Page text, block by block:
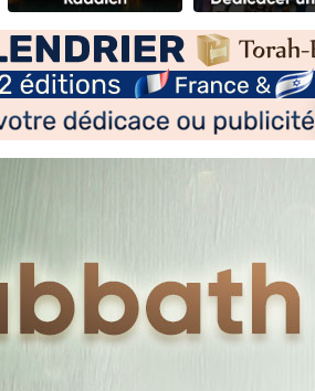
3 personnes viennent de faire un don
Odaya vient de donner son Maasser
2 personnes viennent de nous rejoindre
13 personnes viennent de demander une
12 nouvelles musiques dans Torah-
2 personnes viennent de nous rejoindre
3 personnes viennent de nous rejoindre sur
2 nouvelles musiques dans Torah-Box